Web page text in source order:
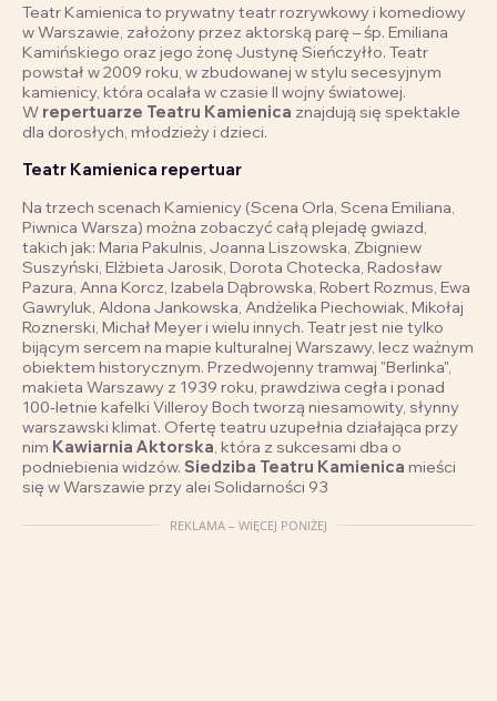
Teatr Kamienica to prywatny teatr rozrywkowy i komediowy
w Warszawie, założony przez aktorską parę – śp. Emiliana
Kamińskiego oraz jego żonę Justynę Sieńczyłło. Teatr
powstał w 2009 roku, w zbudowanej w stylu secesyjnym
kamienicy, która ocalała w czasie II wojny światowej.
W repertuarze Teatru Kamienica znajdują się spektakle
dla dorosłych, młodzieży i dzieci.
Teatr Kamienica repertuar
Na trzech scenach Kamienicy (Scena Orla, Scena Emiliana,
Piwnica Warsza) można zobaczyć całą plejadę gwiazd,
takich jak: Maria Pakulnis, Joanna Liszowska, Zbigniew
Suszyński, Elżbieta Jarosik, Dorota Chotecka, Radosław
Pazura, Anna Korcz, Izabela Dąbrowska, Robert Rozmus, Ewa
Gawryluk, Aldona Jankowska, Andżelika Piechowiak, Mikołaj
Roznerski, Michał Meyer i wielu innych. Teatr jest nie tylko
bijącym sercem na mapie kulturalnej Warszawy, lecz ważnym
obiektem historycznym. Przedwojenny tramwaj "Berlinka",
makieta Warszawy z 1939 roku, prawdziwa cegła i ponad
100-letnie kafelki Villeroy Boch tworzą niesamowity, słynny
warszawski klimat. Ofertę teatru uzupełnia działająca przy
nim Kawiarnia Aktorska, która z sukcesami dba o
podniebienia widzów. Siedziba Teatru Kamienica mieści
się w Warszawie przy alei Solidarności 93
REKLAMA – WIĘCEJ PONIŻEJ